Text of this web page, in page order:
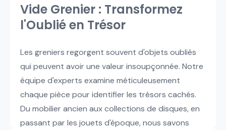
Vide Grenier : Transformez
l'Oublié en Trésor
Les greniers regorgent souvent d'objets oubliés
qui peuvent avoir une valeur insoupçonnée. Notre
équipe d'experts examine méticuleusement
chaque pièce pour identifier les trésors cachés.
Du mobilier ancien aux collections de disques, en
passant par les jouets d'époque, nous savons